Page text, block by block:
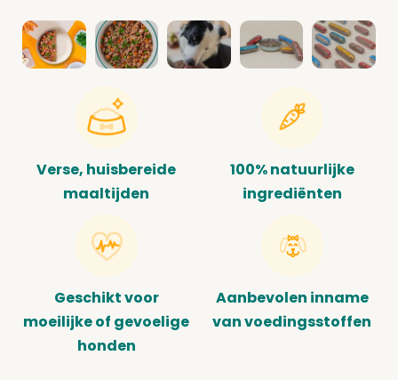
Verse, huisbereide
maaltijden
100% natuurlijke
ingrediënten
Geschikt voor
moeilijke of gevoelige
honden
Aanbevolen inname
van voedingsstoffen